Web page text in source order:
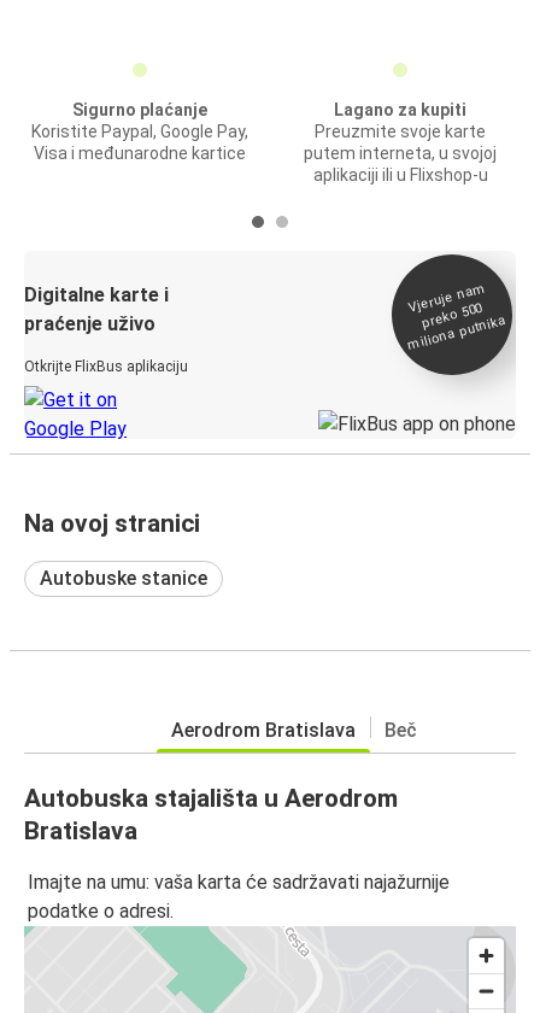
Sigurno plaćanje
Koristite Paypal, Google Pay,
Visa i međunarodne kartice
Lagano za kupiti
Preuzmite svoje karte
putem interneta, u svojoj
aplikaciji ili u Flixshop-u
Digitalne karte i
praćenje uživo
Otkrijte FlixBus aplikaciju
Vjeruje na
m
preko 500
miliona putnika
Na ovoj stranici
Autobuske stanice
Aerodrom Bratislava Beč
Autobuska stajališta u Aerodrom
Bratislava
Imajte na umu: vaša karta će sadržavati najažurnije
podatke o adresi.